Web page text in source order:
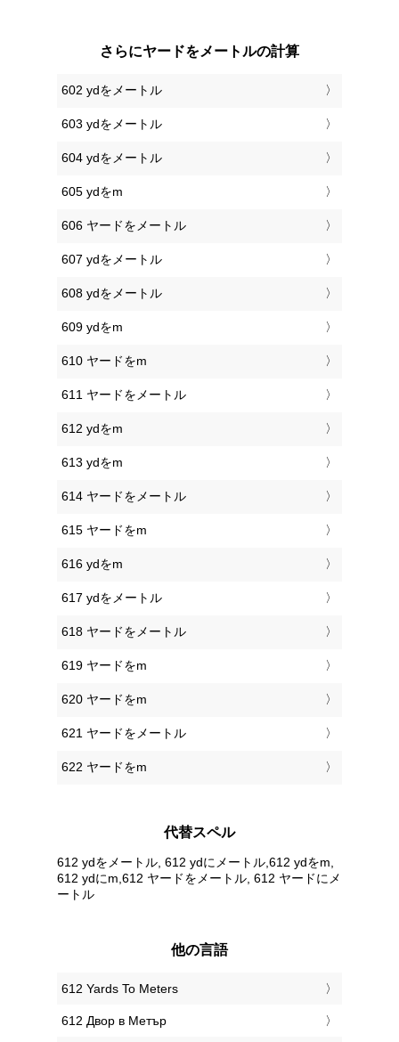
さらにヤードをメートルの計算
602 ydをメートル
603 ydをメートル
604 ydをメートル
605 ydをm
606 ヤードをメートル
607 ydをメートル
608 ydをメートル
609 ydをm
610 ヤードをm
611 ヤードをメートル
612 ydをm
613 ydをm
614 ヤードをメートル
615 ヤードをm
616 ydをm
617 ydをメートル
618 ヤードをメートル
619 ヤードをm
620 ヤードをm
621 ヤードをメートル
622 ヤードをm
代替スペル
612 ydをメートル, 612 ydにメートル,612 ydをm,
612 ydにm,612 ヤードをメートル, 612 ヤードにメ
ートル
他の言語
‎612 Yards To Meters
‎612 Двор в Метър